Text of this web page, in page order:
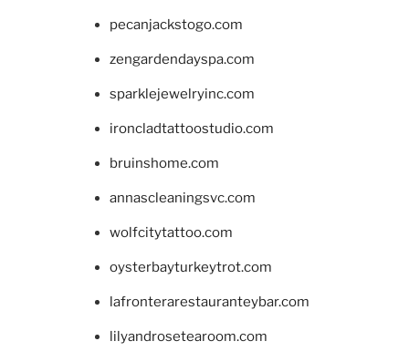
pecanjackstogo.com
zengardendayspa.com
sparklejewelryinc.com
ironcladtattoostudio.com
bruinshome.com
annascleaningsvc.com
wolfcitytattoo.com
oysterbayturkeytrot.com
lafronterarestauranteybar.com
lilyandrosetearoom.com